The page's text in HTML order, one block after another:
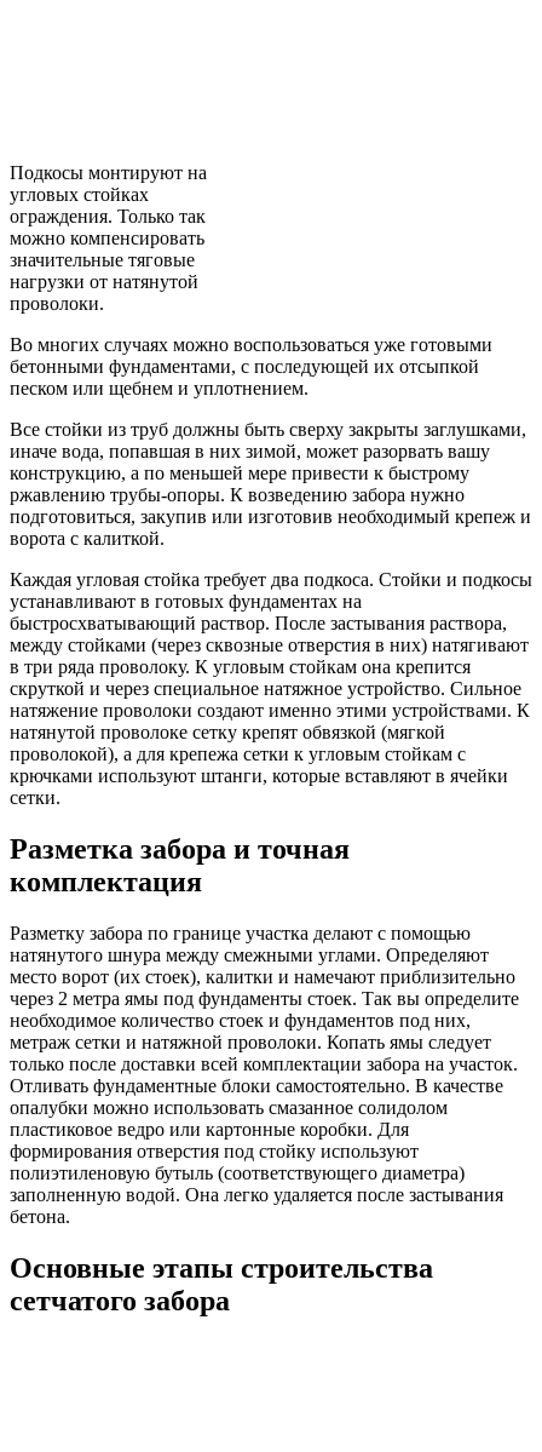
Подкосы монтируют на
угловых стойках
ограждения. Только так
можно компенсировать
значительные тяговые
нагрузки от натянутой
проволоки.
Во многих случаях можно воспользоваться уже готовыми
бетонными фундаментами, с последующей их отсыпкой
песком или щебнем и уплотнением.
Все стойки из труб должны быть сверху закрыты заглушками,
иначе вода, попавшая в них зимой, может разорвать вашу
конструкцию, а по меньшей мере привести к быстрому
ржавлению трубы-опоры. К возведению забора нужно
подготовиться, закупив или изготовив необходимый крепеж и
ворота с калиткой.
Каждая угловая стойка требует два подкоса. Стойки и подкосы
устанавливают в готовых фундаментах на
быстросхватывающий раствор. После застывания раствора,
между стойками (через сквозные отверстия в них) натягивают
в три ряда проволоку. К угловым стойкам она крепится
скруткой и через специальное натяжное устройство. Сильное
натяжение проволоки создают именно этими устройствами. К
натянутой проволоке сетку крепят обвязкой (мягкой
проволокой), а для крепежа сетки к угловым стойкам с
крючками используют штанги, которые вставляют в ячейки
сетки.
Разметка забора и точная
комплектация
Разметку забора по границе участка делают с помощью
натянутого шнура между смежными углами. Определяют
место ворот (их стоек), калитки и намечают приблизительно
через 2 метра ямы под фундаменты стоек. Так вы определите
необходимое количество стоек и фундаментов под них,
метраж сетки и натяжной проволоки. Копать ямы следует
только после доставки всей комплектации забора на участок.
Отливать фундаментные блоки самостоятельно. В качестве
опалубки можно использовать смазанное солидолом
пластиковое ведро или картонные коробки. Для
формирования отверстия под стойку используют
полиэтиленовую бутыль (соответствующего диаметра)
заполненную водой. Она легко удаляется после застывания
бетона.
Основные этапы строительства
сетчатого забора